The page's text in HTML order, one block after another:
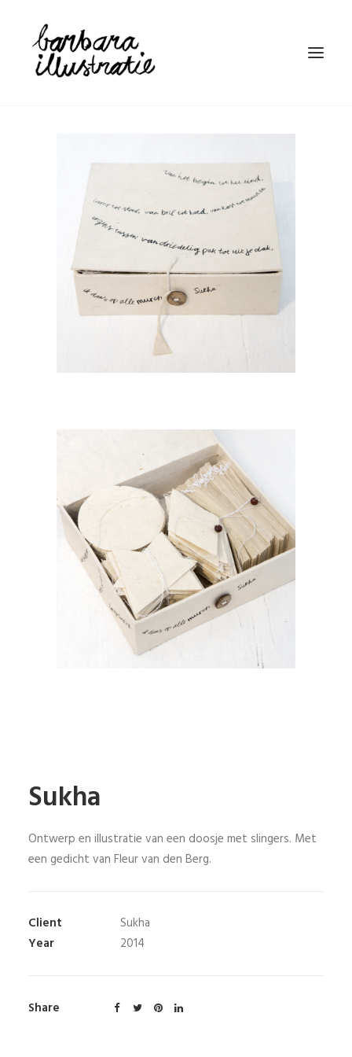
LINOSNEDE
WIE IS BARBARA
CONTACT
Sukha
Ontwerp en illustratie van een doosje met slingers. Met
een gedicht van Fleur van den Berg.
Client
Sukha
Year
2014
Share